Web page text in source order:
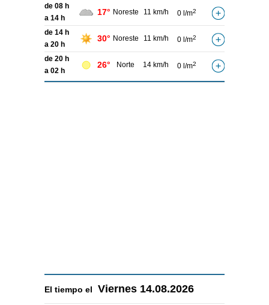
de 08 h
a 14 h
17° Noreste 11 km/h 0 l/m2
de 14 h
a 20 h
30° Noreste 11 km/h 0 l/m2
de 20 h
a 02 h
26° Norte 14 km/h 0 l/m2
El tiempo el Viernes 14.08.2026